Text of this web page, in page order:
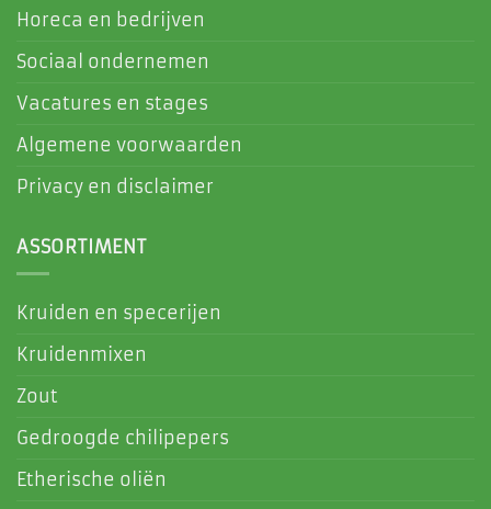
Horeca en bedrijven
Sociaal ondernemen
Vacatures en stages
Algemene voorwaarden
Privacy en disclaimer
ASSORTIMENT
Kruiden en specerijen
Kruidenmixen
Zout
Gedroogde chilipepers
Etherische oliën